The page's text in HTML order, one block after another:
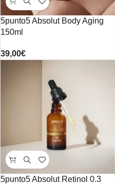
5punto5 Absolut Body Aging
150ml
39,00€
5punto5 Absolut Retinol 0.3